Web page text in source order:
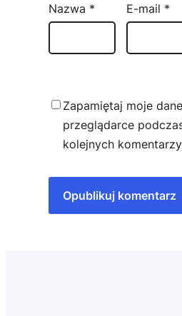
Nazwa * E-mail *
Zapamiętaj moje
przeglądarce
kolejnych